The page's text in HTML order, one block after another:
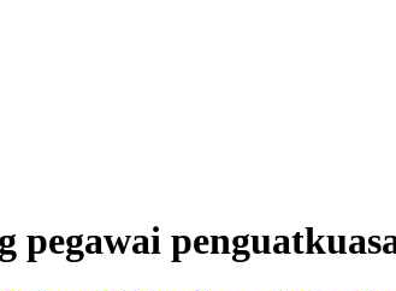
pegawai